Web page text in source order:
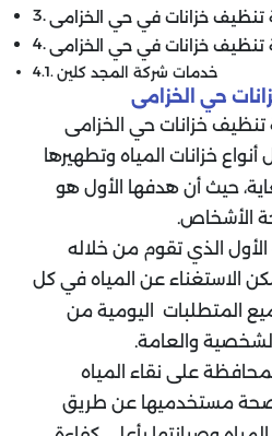
تنظيف خزانات في حي الخزامى
تنظيف خزانات في حي الخزامى
خدمات شركة المجد كلين
حي الخزامى
تنظيف خزانات حي الخزامى
خزانات المياه وتطهيرها
حيث أن هدفها الأول هو
الأشخاص.
الأول الذي تقوم من خلاله
الاستغناء عن المياه في كل
المتطلبات اليومية من
والعامة.
على نقاء المياه
صحة مستخدميها عن طريق